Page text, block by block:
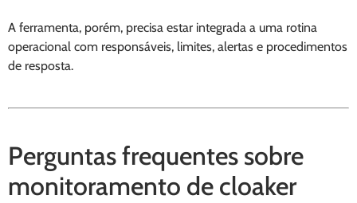
A ferramenta, porém, precisa estar integrada a uma rotina
operacional com responsáveis, limites, alertas e procedimentos
de resposta.
Perguntas frequentes sobre
monitoramento de cloaker